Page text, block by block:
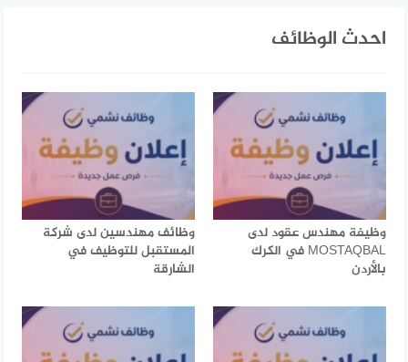
احدث الوظائف
وظيفة مهندس عقود لدى
MOSTAQBAL في الكرك
بالأردن
وظائف مهندسين لدى شركة
المستقبل للتوظيف في
الشارقة